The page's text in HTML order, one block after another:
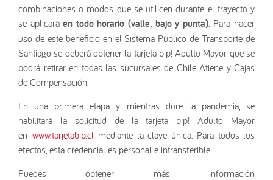
combinaciones o modos que se utilicen durante el trayecto y
se aplicaráen todo horario (valle, bajo y punta). Para hacer
uso de este beneficio en el Sistema Público de Transporte de
Santiago se deberá obtener la tarjeta bip! Adulto Mayor que se
podrá retirar en todas las sucursales de Chile Atiene y Cajas
de Compensación.
En una primera etapa y mientras dure la pandemia, se
habilitará la solicitud de la tarjeta bip! Adulto Mayor
en www.tarjetabip.cl mediante la clave única. Para todos los
efectos, esta credencial es personal e intransferible.
Puedes obtener más información